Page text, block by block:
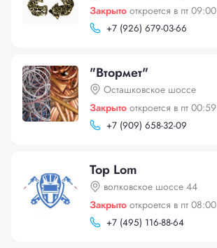
Закрыто откроется в пт 09:00
+7 (926) 679-03-66
"Втормет"
Осташковское шоссе
Закрыто откроется в пт 00:59
+7 (909) 658-32-09
Top Lom
волковское шоссе 44
Закрыто откроется в пт 08:00
+7 (495) 116-88-64